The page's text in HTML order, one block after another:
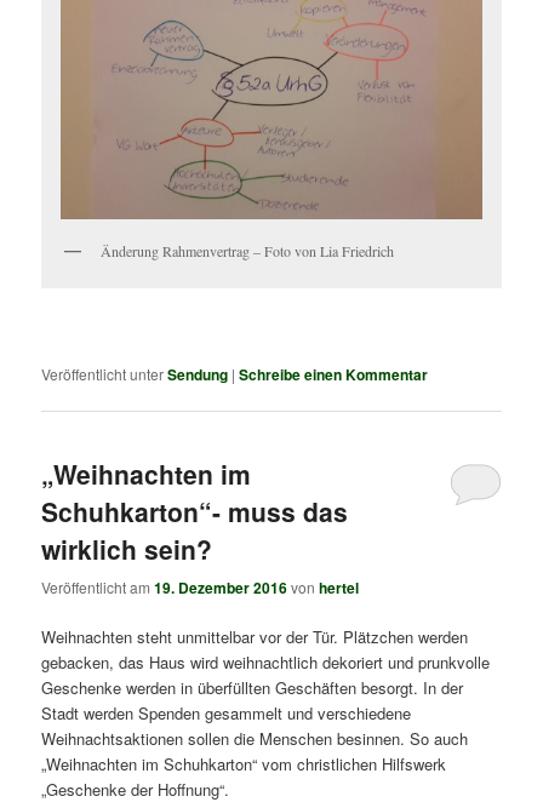
Änderung Rahmenvertrag – Foto von Lia Friedrich
Veröffentlicht unterSendung |Schreibe einen Kommentar
„Weihnachten im
Schuhkarton“- muss das
wirklich sein?
Veröffentlicht am19. Dezember 2016vonhertel
Weihnachten steht unmittelbar vor der Tür. Plätzchen werden
gebacken, das Haus wird weihnachtlich dekoriert und prunkvolle
Geschenke werden in überfüllten Geschäften besorgt. In der
Stadt werden Spenden gesammelt und verschiedene
Weihnachtsaktionen sollen die Menschen besinnen. So auch
„Weihnachten im Schuhkarton“ vom christlichen Hilfswerk
„Geschenke der Hoffnung“.